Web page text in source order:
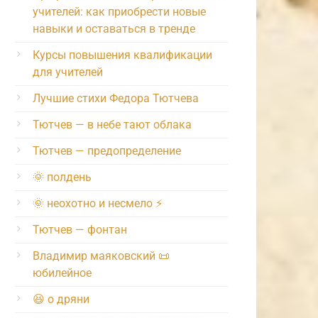
учителей: как приобрести новые
навыки и оставаться в тренде
Курсы повышения квалификации
для учителей
Лучшие стихи Федора Тютчева
Тютчев — в небе тают облака
Тютчев — предопределение
🌞 полдень
🌞 неохотно и несмело ⚡️
Тютчев — фонтан
Владимир маяковский 📜
юбилейное
😆 о дряни